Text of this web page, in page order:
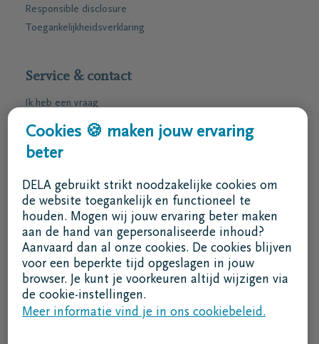
Responsible disclosure
Toegankelijkheidsverklaring
Service & contact
Ik heb een vraag
Ik wens een afspraak
Ik wens een brochure per post
ma - vr 8u30 -17u
Ik ben een bemiddelaar
Aanmelden in DELAconnect
Ik ben een leverancier
MVO code
Cookies 🍪 maken jouw ervaring
beter
DELA gebruikt strikt noodzakelijke cookies om
de website toegankelijk en functioneel te
houden. Mogen wij jouw ervaring beter maken
aan de hand van gepersonaliseerde inhoud?
Aanvaard dan al onze cookies. De cookies blijven
voor een beperkte tijd opgeslagen in jouw
browser. Je kunt je voorkeuren altijd wijzigen via
de cookie-instellingen.
Meer informatie vind je in ons cookiebeleid.